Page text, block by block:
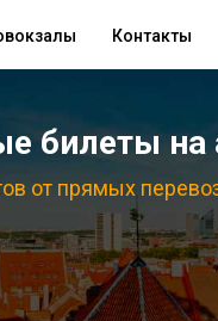
Контакты
билеты на
от прямых